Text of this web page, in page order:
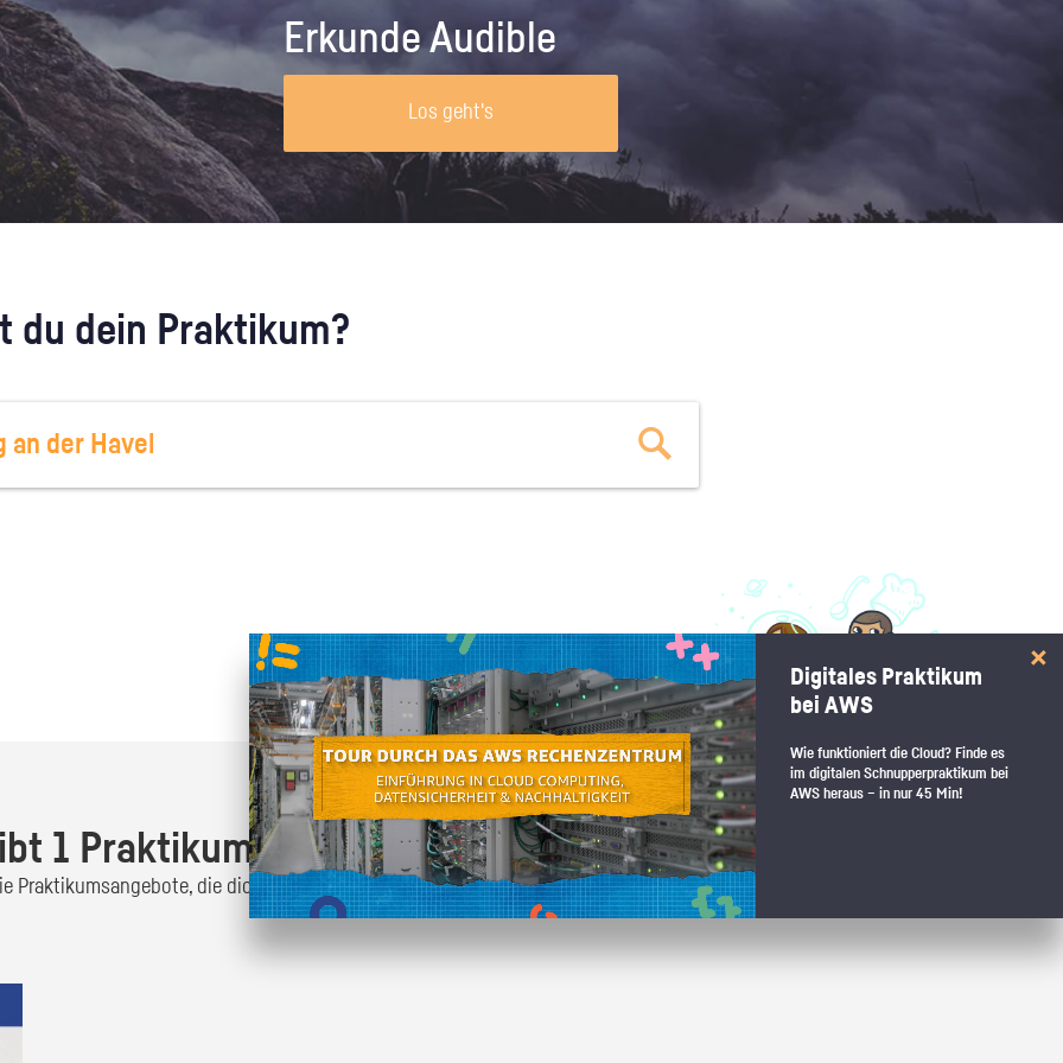
Unternehmen lohnt, wie man sich
vorbereitet und wie ein Vorab-Anruf
abläuft.
Erkunde Audible
Los geht's
du dein Praktikum?
an der Havel
Oder finde heraus was dich interessiert:
zum Stärkentest.
1 Praktikumsangebot!
Praktikumsangebote, die dich interessieren und bewirb dich wenn du den passenden Platz
Digitales Praktikum
bei AWS
Wie funktioniert die Cloud? Finde es
im digitalen Schnupperpraktikum bei
AWS heraus – in nur 45 Min!